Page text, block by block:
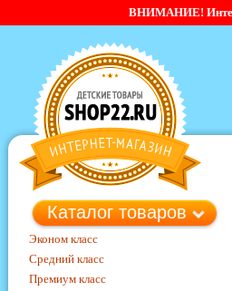
ВНИМАНИЕ!
Каталог товаров
Эконом класс
Средний класс
Премиум класс